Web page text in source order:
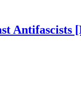
Antifascists